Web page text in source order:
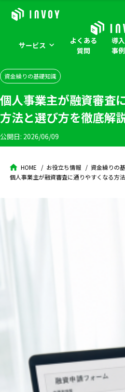
サービス
よくある
質問
導入
事例
資金繰りの基礎知識
個人事業主が融資審査
方法と選び方を徹底解
公開日: 2026/06/09
HOME お役立ち情報
資金繰りの
個人事業主が融資審査に通りやすくなる方